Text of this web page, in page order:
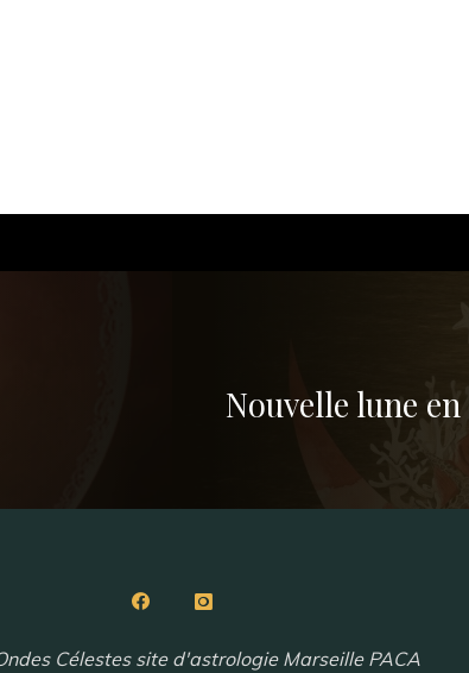
Nouvelle lune
Célestes site d'astrologie Marseille PACA